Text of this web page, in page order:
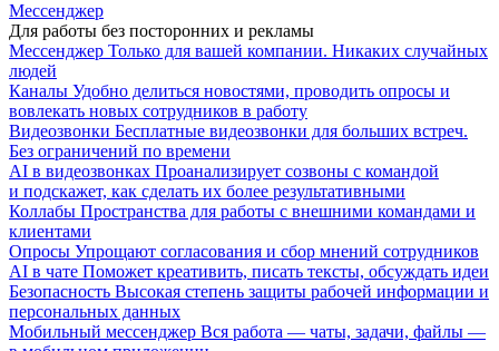
Мессенджер
Для работы без посторонних и рекламы
Мессенджер Только для вашей компании. Никаких случайных
людей
Каналы Удобно делиться новостями, проводить опросы и
вовлекать новых сотрудников в работу
Видеозвонки Бесплатные видеозвонки для больших встреч.
Без ограничений по времени
AI в видеозвонках Проанализирует созвоны с командой
и подскажет, как сделать их более результативными
Коллабы Пространства для работы с внешними командами и
клиентами
Опросы Упрощают согласования и сбор мнений сотрудников
AI в чате Поможет креативить, писать тексты, обсуждать идеи
Безопасность Высокая степень защиты рабочей информации и
персональных данных
Мобильный мессенджер Вся работа — чаты, задачи, файлы —